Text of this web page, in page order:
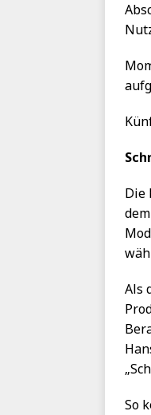
Die
dem
Als
So